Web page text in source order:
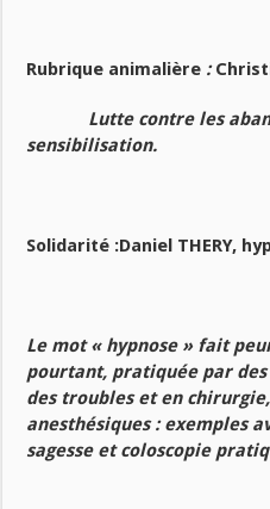
Rubrique animalière :
Lutte contre les
sensibilisation.
Solidarité :Daniel THERY,
Le mot « hypnose » fait
pourtant, pratiquée par
des troubles et en
anesthésiques : exemples
sagesse et coloscopie